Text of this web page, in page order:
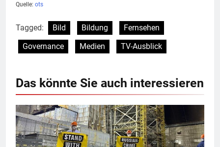
Quelle: ots
Tagged: Bild Bildung
Fernsehen
Governance
Medien TV-Ausblick
Das könnte Sie auch interessieren